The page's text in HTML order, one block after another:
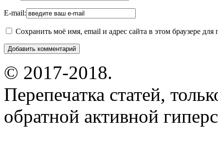
E-mail:
Сохранить моё имя, email и адрес сайта в этом браузере
© 2017-2018.
Перепечатка статей,
обратной активной